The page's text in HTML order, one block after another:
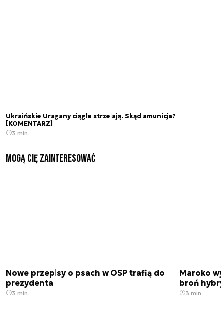
Ukraińskie Uragany ciągle strzelają. Skąd amunicja?
[KOMENTARZ]
3 min.
Mogą Cię zainteresować
Nowe przepisy o psach w OSP trafią do
prezydenta
3 min.
Maroko
broń
3 min.